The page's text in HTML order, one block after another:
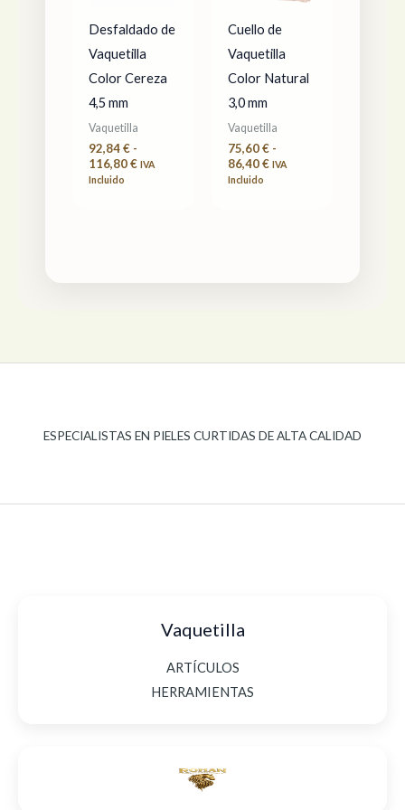
Desfaldado de
Vaquetilla
Color Cereza
4,5 mm
Vaquetilla
92,84€ -
116,80€
116,80 €
IVA
Incluido
Cuello de
Vaquetilla
Color Natural
3,0 mm
Vaquetilla
75,60€ -
86,40€
86,40 €
IVA
Incluido
ESPECIALISTAS EN PIELES CURTIDAS DE ALTA CALIDAD
Vaquetilla
ARTÍCULOS
HERRAMIENTAS